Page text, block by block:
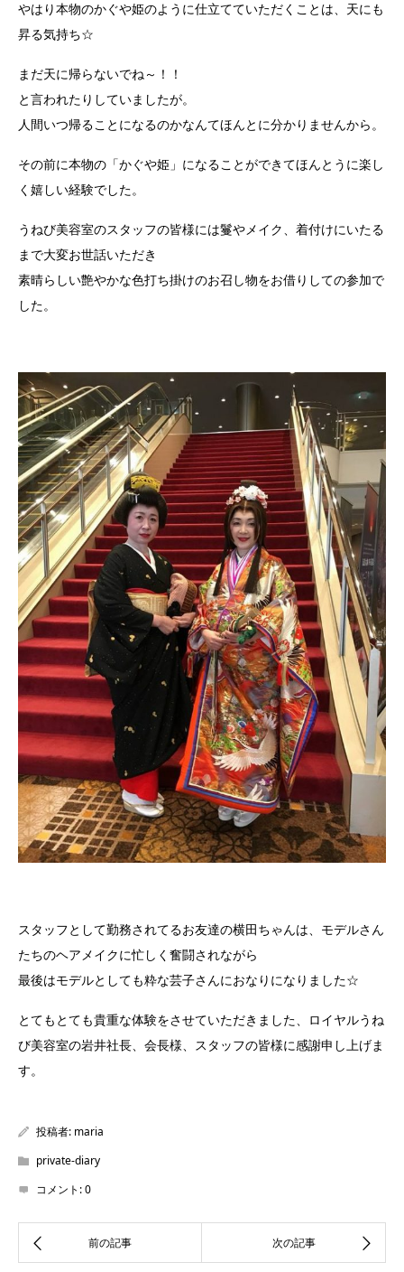
やはり本物のかぐや姫のように仕立てていただくことは、天にも
昇る気持ち☆
まだ天に帰らないでね～！！
と言われたりしていましたが。
人間いつ帰ることになるのかなんてほんとに分かりませんから。
その前に本物の「かぐや姫」になることができてほんとうに楽し
く嬉しい経験でした。
うねび美容室のスタッフの皆様には鬘やメイク、着付けにいたる
まで大変お世話いただき
素晴らしい艶やかな色打ち掛けのお召し物をお借りしての参加で
した。
スタッフとして勤務されてるお友達の横田ちゃんは、モデルさん
たちのヘアメイクに忙しく奮闘されながら
最後はモデルとしても粋な芸子さんにおなりになりました☆
とてもとても貴重な体験をさせていただきました、ロイヤルうね
び美容室の岩井社長、会長様、スタッフの皆様に感謝申し上げま
す。
投稿者: maria
private-diary
コメント:0